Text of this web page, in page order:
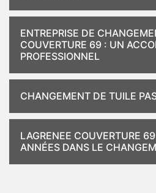
ENTREPRISE DE
COUVERTURE 69 : UN
PROFESSIONNEL
CHANGEMENT DE TUILE
LAGRENEE COUVERTURE
ANNÉES DANS LE